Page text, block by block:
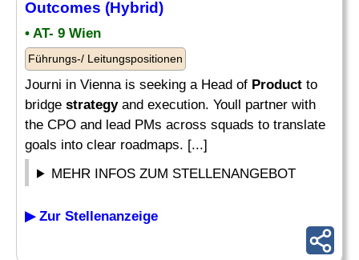
Outcomes (Hybrid)
• AT- 9 Wien
Führungs-/ Leitungspositionen
Journi in Vienna is seeking a Head of Product to
bridge strategyand execution. Youll partner with
the CPO and lead PMs across squads to translate
goals into clear roadmaps. [...]
MEHR INFOS ZUM STELLENANGEBOT
▶ Zur Stellenanzeige